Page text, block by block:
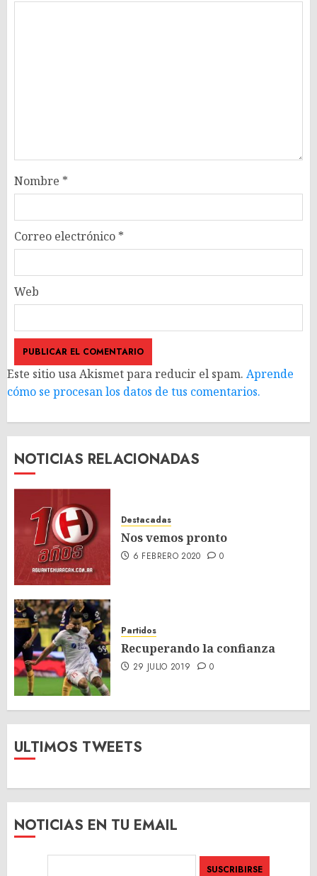
Nombre *
Correo electrónico *
Web
Este sitio usa Akismet para reducir el spam. Aprende
cómo se procesan los datos de tus comentarios.
NOTICIAS RELACIONADAS
Destacadas
Nos vemos pronto
6 FEBRERO 2020 0
Partidos
Recuperando la confianza
29 JULIO 2019 0
ULTIMOS TWEETS
NOTICIAS EN TU EMAIL